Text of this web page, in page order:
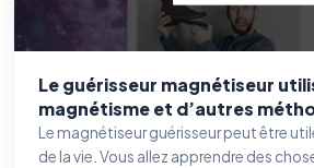
Le guérisseur magnétiseur
magnétisme et d’autres
Le magnétiseur guérisseur peut être
de la vie. Vous allez apprendre des